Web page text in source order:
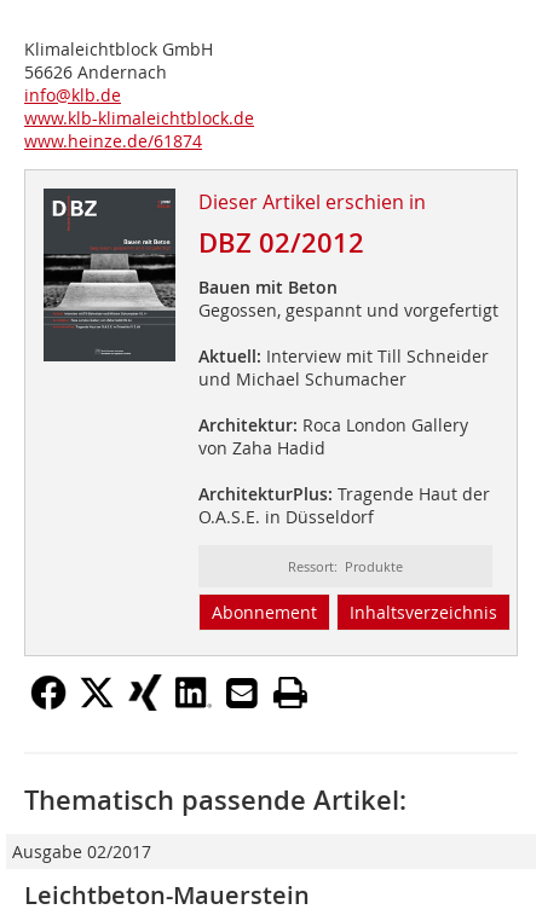
Klimaleichtblock GmbH
56626 Andernach
info@klb.de
www.klb-klimaleichtblock.de
www.heinze.de/61874
Dieser Artikel erschien in
DBZ 02/2012
Bauen mit Beton
Gegossen, gespannt und vorgefertigt
Aktuell: Interview mit Till Schneider
und Michael Schumacher
Architektur: Roca London Gallery
von Zaha Hadid
ArchitekturPlus: Tragende Haut der
O.A.S.E. in Düsseldorf
Ressort: Produkte
Abonnement Inhaltsverzeichnis
Thematisch passende Artikel:
Ausgabe 02/2017
Leichtbeton-Mauerstein